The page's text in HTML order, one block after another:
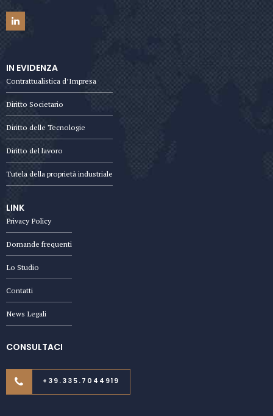
IN EVIDENZA
Contrattualistica d’Impresa
Diritto Societario
Diritto delle Tecnologie
Diritto del lavoro
Tutela della proprietà industriale
LINK
Privacy Policy
Domande frequenti
Lo Studio
Contatti
News Legali
CONSULTACI
+39.335.7044919